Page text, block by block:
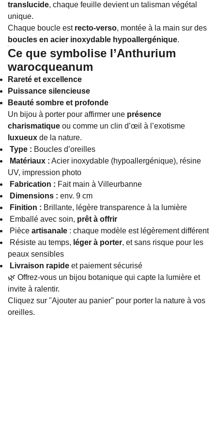
translucide, chaque feuille devient un talisman végétal
unique.
Chaque boucle est recto-verso, montée à la main sur des
boucles en acier inoxydable hypoallergénique.
Ce que symbolise l’Anthurium
warocqueanum
Rareté et excellence
Puissance silencieuse
Beauté sombre et profonde
Un bijou à porter pour affirmer une présence
charismatique ou comme un clin d’œil à l’exotisme
luxueux de la nature.
Type : Boucles d’oreilles
Matériaux : Acier inoxydable (hypoallergénique), résine
UV, impression photo
Fabrication : Fait main à Villeurbanne
Dimensions : env. 9 cm
Finition : Brillante, légère transparence à la lumière
Emballé avec soin, prêt à offrir
Pièce artisanale : chaque modèle est légèrement différent
Résiste au temps, léger à porter, et sans risque pour les
peaux sensibles
Livraison rapide et paiement sécurisé
🌿 Offrez-vous un bijou botanique qui capte la lumière et
invite à ralentir.
Cliquez sur "Ajouter au panier" pour porter la nature à vos
oreilles.